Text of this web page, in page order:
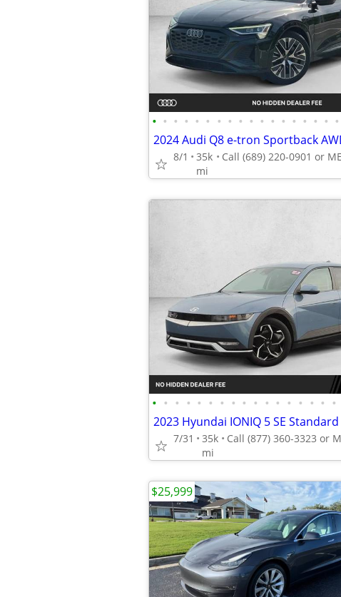
• • • • • • • • • • • • • • • • • •
8/1
35k
mi
• • • • • • • • • • • • • • • • •
7/31
35k
mi
$25,999